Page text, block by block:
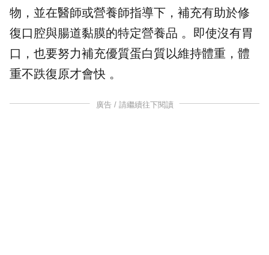
物，並在醫師或營養師指導下，補充有助於修
復口腔與腸道黏膜的特定營養品 。即使沒有胃
口，也要努力補充優質蛋白質以維持體重，體
重不跌復原才會快 。
廣告 / 請繼續往下閱讀